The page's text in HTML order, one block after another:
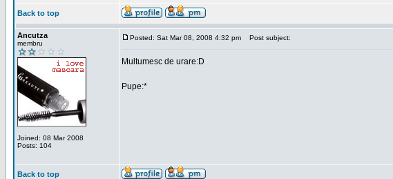
Back to top
Ancutza
membru
Joined: 08 Mar 2008
Posts: 104
Posted: Sat Mar 08, 2008 4:32 pm Post subject:
Multumesc de urare:D
Pupe:*
Back to top